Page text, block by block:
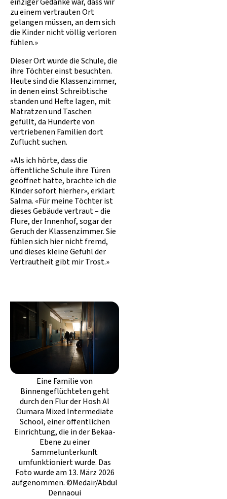
zu einem vertrauten Ort
gelangen müssen, an dem sich
die Kinder nicht völlig verloren
fühlen.»
Dieser Ort wurde die Schule, die
ihre Töchter einst besuchten.
Heute sind die Klassenzimmer,
in denen einst Schreibtische
standen und Hefte lagen, mit
Matratzen und Taschen
gefüllt, da Hunderte von
vertriebenen Familien dort
Zuflucht suchen.
«Als ich hörte, dass die
öffentliche Schule ihre Türen
geöffnet hatte, brachte ich die
Kinder sofort hierher», erklärt
Salma. «Für meine Töchter ist
dieses Gebäude vertraut – die
Flure, der Innenhof, sogar der
Geruch der Klassenzimmer. Sie
fühlen sich hier nicht fremd,
und dieses kleine Gefühl der
Vertrautheit gibt mir Trost.»
Eine Familie von
Binnengeflüchteten geht
durch den Flur der Hosh Al
Oumara Mixed Intermediate
School, einer öffentlichen
Einrichtung, die in der Bekaa-
Ebene zu einer
Sammelunterkunft
umfunktioniert wurde. Das
Foto wurde am 13. März 2026
aufgenommen. ©Medair/Abdul
Dennaoui